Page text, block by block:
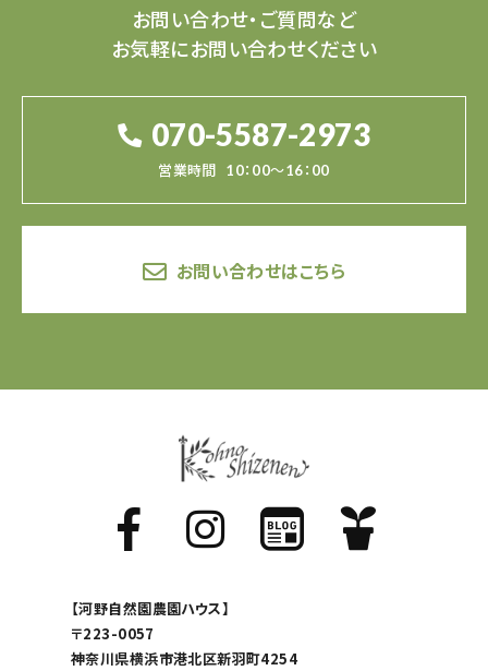
お問い合わせ・ご質問など
お気軽にお問い合わせください
070-5587-2973
営業時間 10：00～16：00
お問い合わせはこちら
【河野自然園農園ハウス】
〒223-0057
神奈川県横浜市港北区新羽町4254